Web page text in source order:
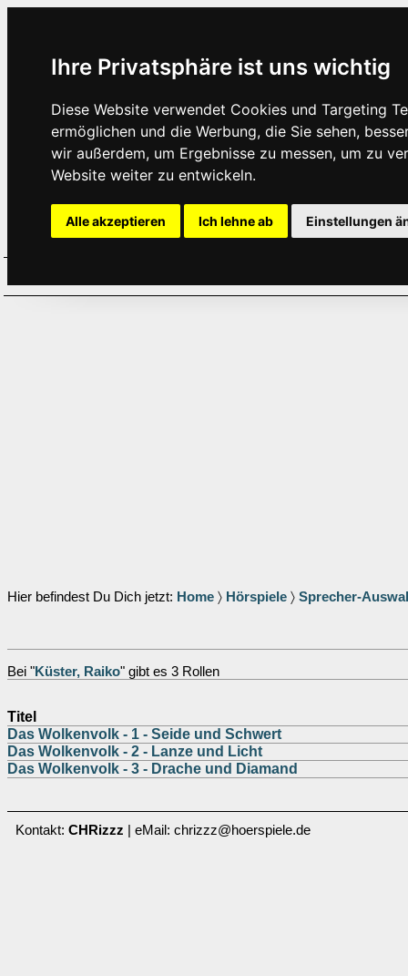
Ihre Privatsphäre ist uns wichtig
Diese Website verwendet Cookies und Targeting
ermöglichen und die Werbung, die Sie sehen,
wir außerdem, um Ergebnisse zu messen, um zu
Website weiter zu entwickeln.
Alle akzeptieren Ich lehne ab Einstellungen
Hier befindest Du Dich jetzt: Home 〉 Hörspiele 〉 Sprecher-
Bei "Küster, Raiko" gibt es 3 Rollen
Titel
Das Wolkenvolk - 1 - Seide und Schwert
Das Wolkenvolk - 2 - Lanze und Licht
Das Wolkenvolk - 3 - Drache und Diamand
Kontakt: CHRizzz | eMail: chrizzz@hoerspiele.de